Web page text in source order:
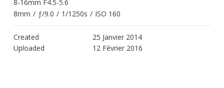
8-16mm F4.5-5.6
8mm / ƒ/9.0 / 1/1250s / ISO 160
Created
25 Janvier 2014
Uploaded
12 Février 2016